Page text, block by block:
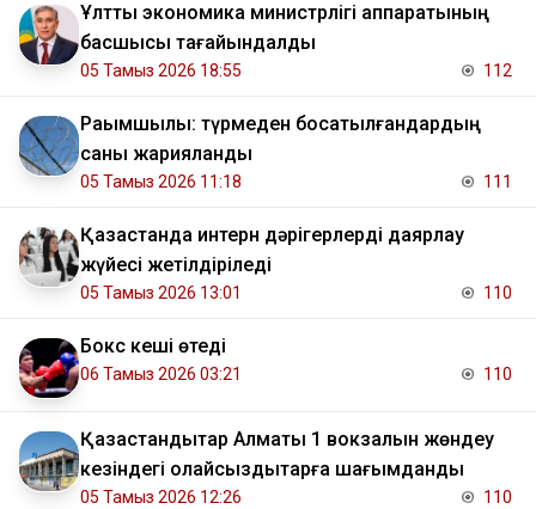
Ұлттық экономика министрлігі аппаратының
басшысы тағайындалды
05 Тамыз 2026 18:55 112
Рақымшылық: түрмеден босатылғандардың
саны жарияланды
05 Тамыз 2026 11:18 111
Қазақстанда интерн дәрігерлерді даярлау
жүйесі жетілдіріледі
05 Тамыз 2026 13:01 110
Бокс кеші өтеді
06 Тамыз 2026 03:21 110
Қазақстандықтар Алматы 1 вокзалын жөндеу
кезіндегі қолайсыздықтарға шағымданды
05 Тамыз 2026 12:26 110